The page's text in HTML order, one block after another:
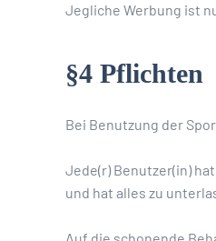
Jegliche Werbung ist
§4 Pflichten
Bei Benutzung der
Jede(r) Benutzer(in)
und hat alles zu